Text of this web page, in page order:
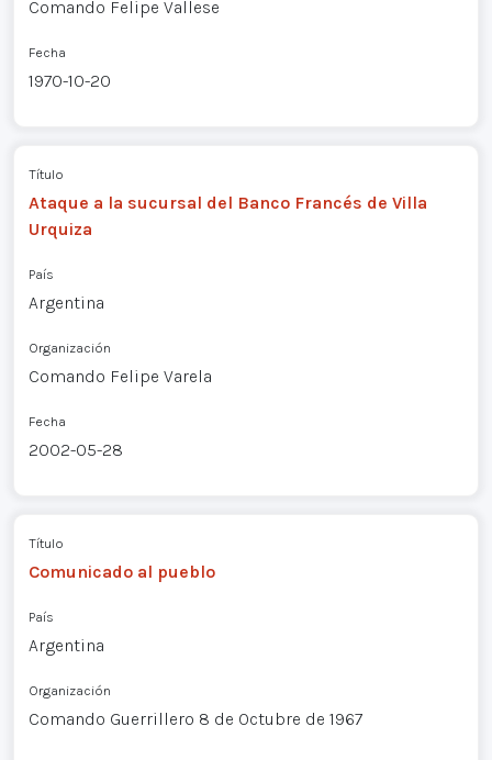
Comando Felipe Vallese
Fecha
1970-10-20
Título
Ataque a la sucursal del Banco Francés de Villa
Urquiza
País
Argentina
Organización
Comando Felipe Varela
Fecha
2002-05-28
Título
Comunicado al pueblo
País
Argentina
Organización
Comando Guerrillero 8 de Octubre de 1967